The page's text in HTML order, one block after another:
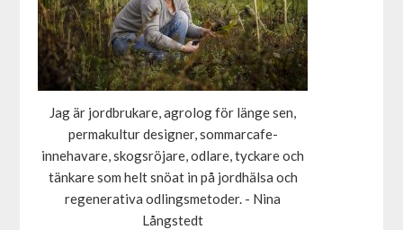
Jag är jordbrukare, agrolog för länge sen,
permakultur designer, sommarcafe-
innehavare, skogsröjare, odlare, tyckare och
tänkare som helt snöat in på jordhälsa och
regenerativa odlingsmetoder. - Nina
Långstedt